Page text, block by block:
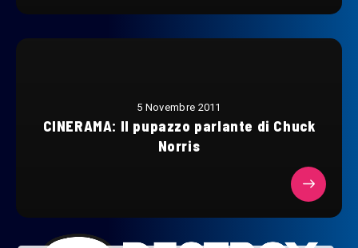
5 Novembre 2011
CINERAMA: Il pupazzo parlante di Chuck
Norris